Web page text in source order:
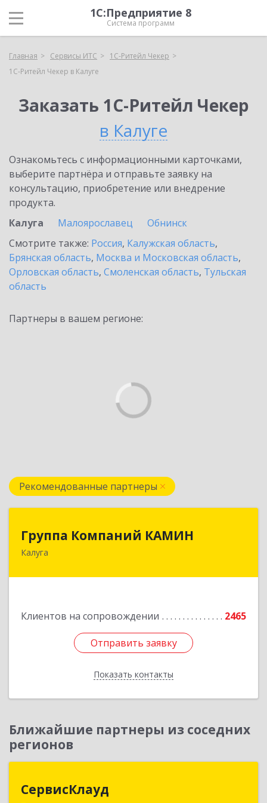
1С:Предприятие 8
Система программ
Главная Сервисы ИТС
1C-Ритейл Чекер
1C-Ритейл Чекер в Калуге
Заказать 1C-Ритейл Чекер
в Калуге
Ознакомьтесь с информационными карточками,
выберите партнёра и отправьте заявку на
консультацию, приобретение или внедрение
продукта.
Калуга
Малоярославец
Обнинск
Смотрите также: Россия, Калужская область,
Брянская область, Москва и Московская область,
Орловская область, Смоленская область, Тульская
область
Партнеры в вашем регионе:
Рекомендованные партнеры
Группа Компаний КАМИН
Калуга
Клиентов на сопровождении 2465
Отправить заявку
Показать контакты
Группа Компаний КАМИН
248023, Калужская обл, Калуга г, Теренинский
Отправить заявку
Назад
Ближайшие партнеры из соседних
регионов
СервисКлауд